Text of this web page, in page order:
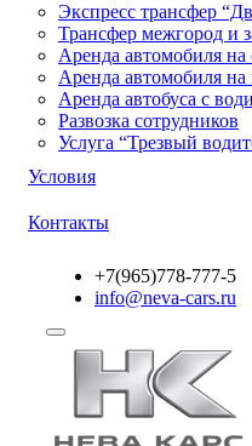
Экспресс трансфер
Трансфер межгород и
Аренда автомобиля на
Аренда автомобиля на
Аренда автобуса с
Развозка сотрудников
Услуга “Трезвый
Условия
Контакты
+7(965)778-777-5
info@neva-cars.ru